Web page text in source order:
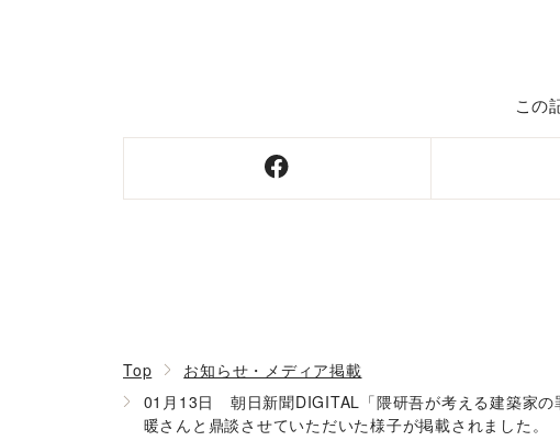
この
Top
お知らせ・メディア掲載
01月13日 朝日新聞DIGITAL「隈研吾が考える建築家
暖さんと鼎談させていただいた様子が掲載されました。